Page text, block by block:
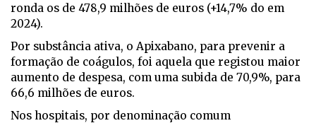
ronda os de 478,9 milhões de euros (+14,7% do em
2024).
Por substância ativa, o Apixabano, para prevenir a
formação de coágulos, foi aquela que registou maior
aumento de despesa, com uma subida de 70,9%, para
66,6 milhões de euros.
Nos hospitais, por denominação comum